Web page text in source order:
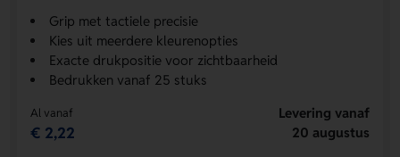
Grip met tactiele precisie
Kies uit meerdere kleurenopties
Exacte drukpositie voor zichtbaarheid
Bedrukken vanaf 25 stuks
Al vanaf
€ 2,22
Levering vanaf
20 augustus